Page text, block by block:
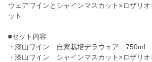
ウェアワインとシャインマスカット×ロザリ
ット
■セット内容
・漆山ワイン 自家栽培デラウェア 750ml
・漆山ワイン シャインマスカット×ロザリ